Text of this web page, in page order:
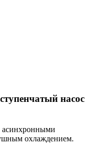
насос
охлаждением.